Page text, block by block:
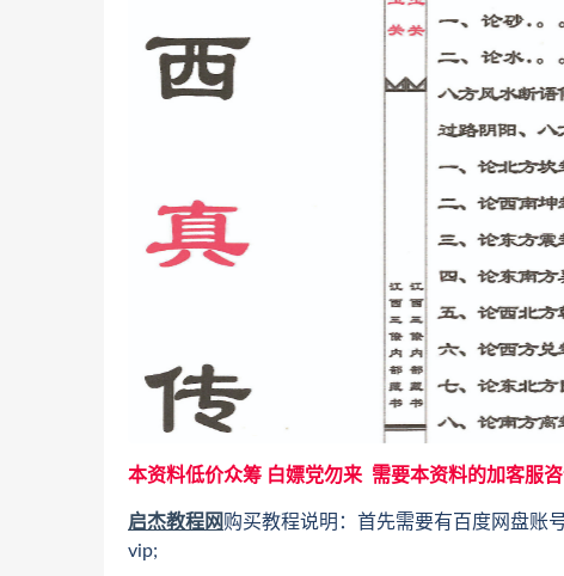
本资料低价众筹 白嫖党勿来 需要本资料的加客服
启杰教程网购买教程说明：首先需要有百度网盘账
vip;